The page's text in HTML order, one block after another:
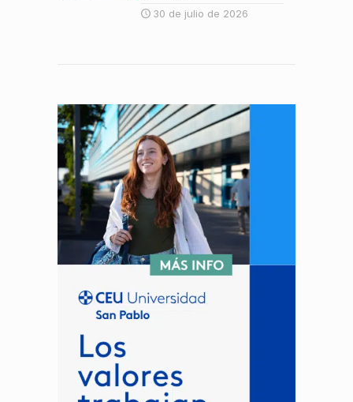
30 de julio de 2026